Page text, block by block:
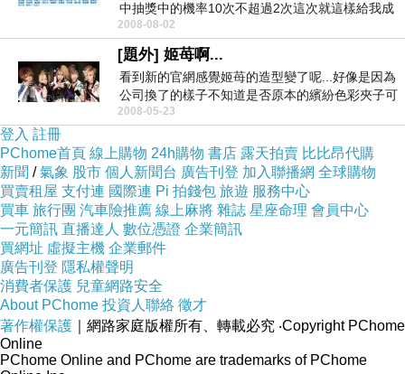
中抽獎中的機率10次不超過2次這次就這樣給我成
功了以前的...
2008-08-02
[題外] 姬苺啊...
看到新的官網感覺姬苺的造型變了呢...好像是因為
公司換了的樣子不知道是否原本的繽紛色彩夾子可
愛樣子不...
2008-05-23
登入 註冊
PChome首頁 線上購物 24h購物 書店 露天拍賣 比比昂代購
新聞 /氣象 股市 個人新聞台 廣告刊登 加入聯播網 全球購物
買賣租屋 支付連 國際連 Pi 拍錢包 旅遊 服務中心
買車 旅行團 汽車險推薦 線上麻將 雜誌 星座命理 會員中心
一元簡訊 直播達人 數位憑證 企業簡訊
買網址 虛擬主機 企業郵件
廣告刊登 隱私權聲明
消費者保護 兒童網路安全
About PChome 投資人聯絡 徵才
著作權保護 ｜網路家庭版權所有、轉載必究 ‧Copyright PChome
Online
PChome Online and PChome are trademarks of PChome